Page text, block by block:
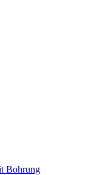
Bohrung